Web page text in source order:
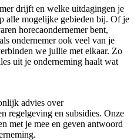
drijft en welke uitdagingen je
alle mogelijke gebieden bij. Of je
horecaondernemer bent,
ondernemer ook veel van je
we jullie met elkaar. Zo
uit je onderneming haalt wat
advies over
regelgeving en subsidies. Onze
met je mee en geven antwoord